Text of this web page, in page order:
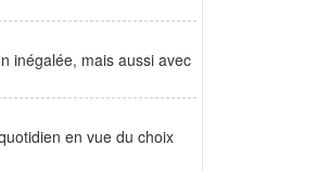
inégalée, mais aussi avec
en vue du choix